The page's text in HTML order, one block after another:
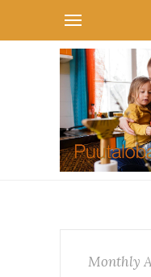
Monthly